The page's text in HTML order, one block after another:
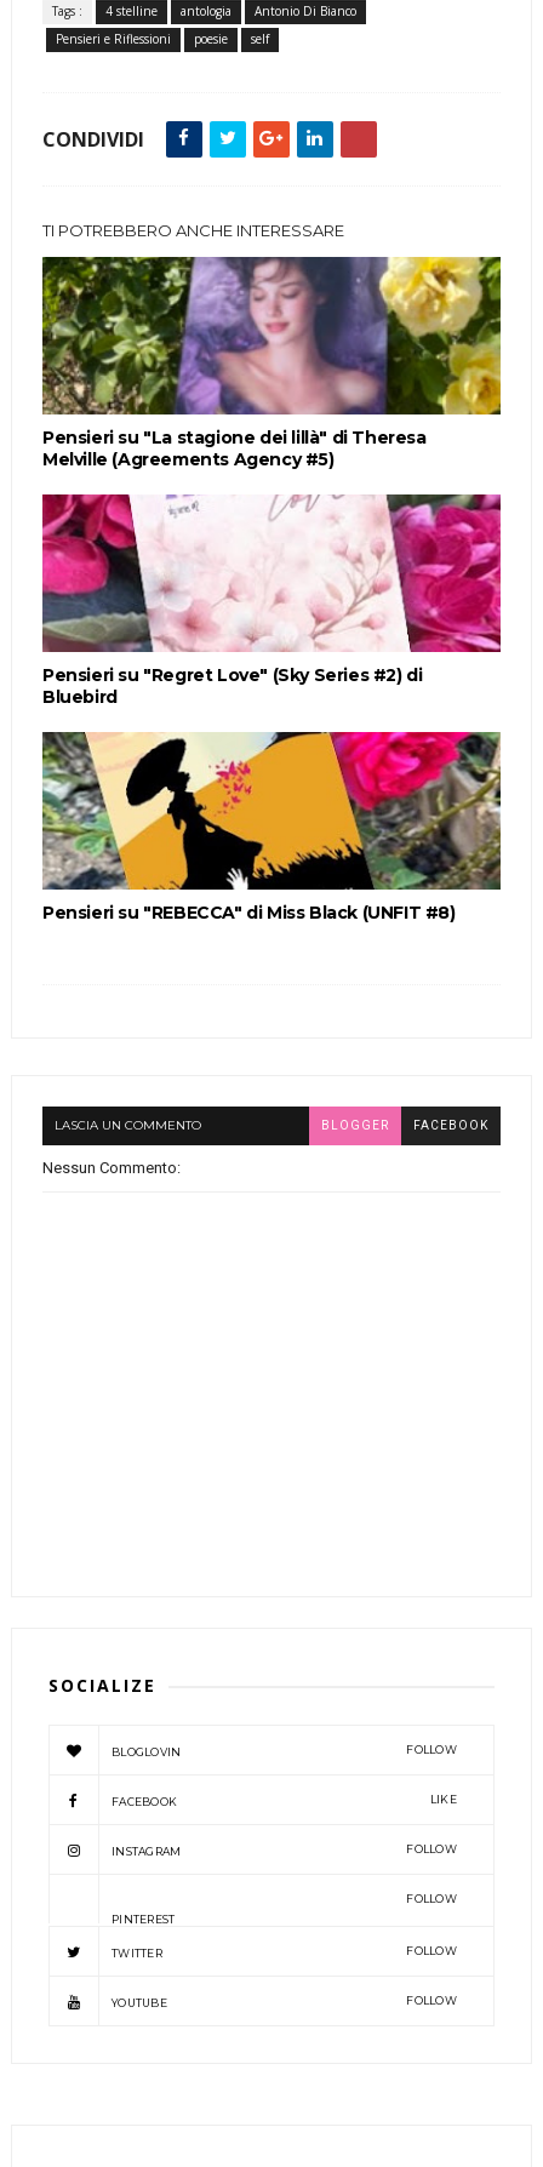
Tags : 4 stelline antologia
Antonio Di Bianco
Pensieri e Riflessioni
poesie self
CONDIVIDI
TI POTREBBERO ANCHE INTERESSARE
Pensieri su "La stagione dei lillà" di Theresa
Melville (Agreements Agency #5)
Pensieri su "Regret Love" (Sky Series #2) di
Bluebird
Pensieri su "REBECCA" di Miss Black (UNFIT #8)
LASCIA UN COMMENTO BLOGGER FACEBOOK
Nessun Commento:
SOCIALIZE
BLOGLOVIN FOLLOW
FACEBOOK LIKE
INSTAGRAM FOLLOW
PINTEREST
FOLLOW
TWITTER FOLLOW
YOUTUBE FOLLOW